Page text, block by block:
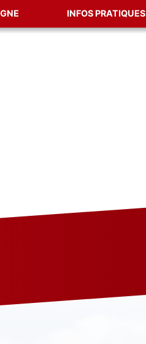
INFOS PRATIQUES